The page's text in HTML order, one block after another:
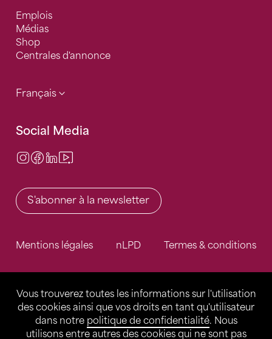
Vous trouverez toutes les informations sur l'utilisation
des cookies ainsi que vos droits en tant qu'utilisateur
dans notre politique de confidentialité. Nous
utilisons entre autres des cookies qui ne sont pas
Emplois
Médias
Shop
Centrales d'annonce
Français
Social Media
Instagram
Facebook
LinkedIn
S'abonner à la newsletter
Mentions légales nLPD Termes & conditions